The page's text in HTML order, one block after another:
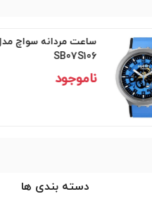
ساعت مردانه سواچ
SB07S106
ناموجود
دسته بندی ها